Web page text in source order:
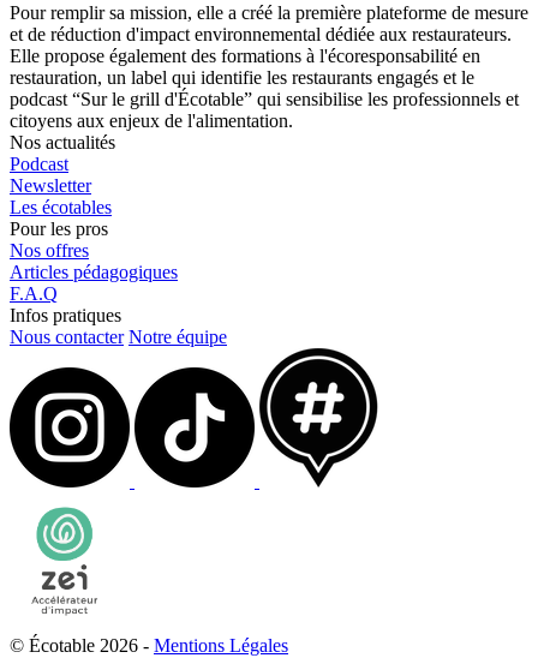
Pour remplir sa mission, elle a créé la première plateforme de mesure
et de réduction d'impact environnemental dédiée aux restaurateurs.
Elle propose également des formations à l'écoresponsabilité en
restauration, un label qui identifie les restaurants engagés et le
podcast “Sur le grill d'Écotable” qui sensibilise les professionnels et
citoyens aux enjeux de l'alimentation.
Nos actualités
Podcast
Newsletter
Les écotables
Pour les pros
Nos offres
Articles pédagogiques
F.A.Q
Infos pratiques
Nous contacter Notre équipe
© Écotable 2026 - Mentions Légales